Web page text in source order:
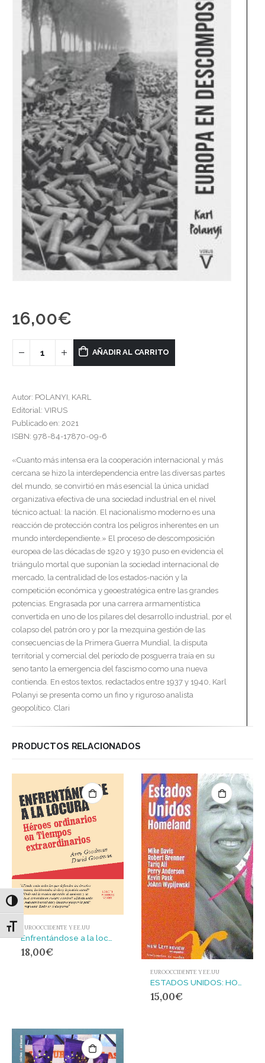
Alternar alto contraste
Alternar tamaño de letra
16,00€
AÑADIR AL CARRITO
Autor: POLANYI, KARL
Editorial: VIRUS
Publicado en: 2021
ISBN: 978-84-17870-09-6
«Cuanto más intensa era la cooperación internacional y más
cercana se hizo la interdependencia entre las diversas partes
del mundo, se convirtió en más esencial la única unidad
organizativa efectiva de una sociedad industrial en el nivel
técnico actual: la nación. El nacionalismo moderno es una
reacción de protección contra los peligros inherentes en un
mundo interdependiente.» El proceso de descomposición
europea de las décadas de 1920 y 1930 puso en evidencia el
triángulo mortal que suponían la sociedad internacional de
mercado, la centralidad de los estados-nación y la
competición económica y geoestratégica entre las grandes
potencias. Engrasada por una carrera armamentística
convertida en uno de los pilares del desarrollo industrial, por el
colapso del patrón oro y por la mezquina gestión de las
consecuencias de la Primera Guerra Mundial, la disputa
territorial y comercial del período de posguerra traía en su
seno tanto la emergencia del fascismo como una nueva
contienda. En estos textos, redactados entre 1937 y 1940, Karl
Polanyi se presenta como un fino y riguroso analista
geopolítico. Clari
PRODUCTOS RELACIONADOS
EUROOCCIDENTE Y EE.UU
Enfrentándose a la locura
18,00€
EUROOCCIDENTE Y EE.UU
ESTADOS UNIDOS: HOMELAND
15,00€